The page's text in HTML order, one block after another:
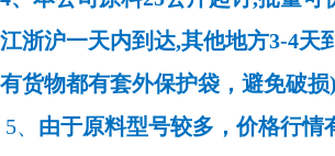
江浙沪一天内到达,其他地方3-4天
有货物都有套外保护袋，避免破损
5、 由于原料型号较多，价格行情